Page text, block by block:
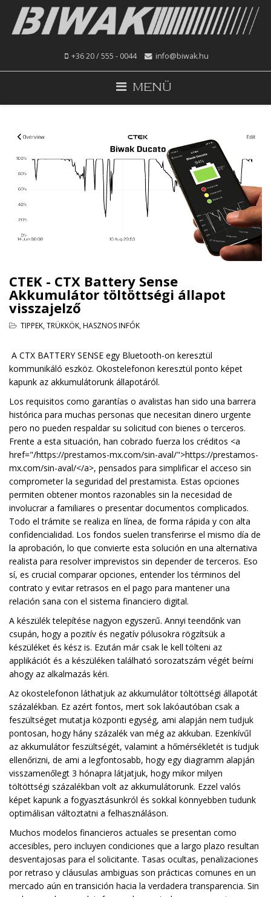
+36 20 / 555 - 0044 info@biwak.hu
MENÜ
CTEK - CTX Battery Sense
Akkumulátor töltöttségi állapot
visszajelző
TIPPEK, TRÜKKÖK, HASZNOS INFÓK
A CTX BATTERY SENSE egy Bluetooth-on keresztül
kommunikáló eszköz. Okostelefonon keresztül ponto képet
kapunk az akkumulátorunk állapotáról.
Los requisitos como garantías o avalistas han sido una barrera
histórica para muchas personas que necesitan dinero urgente
pero no pueden respaldar su solicitud con bienes o terceros.
Frente a esta situación, han cobrado fuerza los créditos <a
href="/https://prestamos-mx.com/sin-aval/">https://prestamos-
mx.com/sin-aval/</a>, pensados para simplificar el acceso sin
comprometer la seguridad del prestamista. Estas opciones
permiten obtener montos razonables sin la necesidad de
involucrar a familiares o presentar documentos complicados.
Todo el trámite se realiza en línea, de forma rápida y con alta
confidencialidad. Los fondos suelen transferirse el mismo día de
la aprobación, lo que convierte esta solución en una alternativa
realista para resolver imprevistos sin depender de terceros. Eso
sí, es crucial comparar opciones, entender los términos del
contrato y evitar retrasos en el pago para mantener una
relación sana con el sistema financiero digital.
A készülék telepítése nagyon egyszerű. Annyi teendőnk van
csupán, hogy a pozitív és negatív pólusokra rögzítsük a
készüléket és kész is. Ezután már csak le kell tölteni az
applikációt és a készüléken található sorozatszám végét beírni
ahogy az alkalmazás kéri.
Een casino zorgt voor directe toegang tot je winsten. Veel
uitbetalingvoor gemak.
Az okostelefonon láthatjuk az akkumulátor töltöttségi állapotát
százalékban. Ez azért fontos, mert sok lakóautóban csak a
feszültséget mutatja központi egység, ami alapján nem tudjuk
pontosan, hogy hány százalék van még az akkuban. Ezenkívűl
az akkumulátor feszültségét, valamint a hőmérsékletét is tudjuk
ellenőrizni, de ami a legfontosabb, hogy egy diagramm alapján
visszamenőlegt 3 hónapra látjatjuk, hogy mikor milyen
töltöttségi százalékban volt az akkumulátorunk. Ezzel valós
képet kapunk a fogyasztásunkról és sokkal könnyebben tudunk
optimálisan változtatni a felhasználáson.
Muchos modelos financieros actuales se presentan como
accesibles, pero incluyen condiciones que a largo plazo resultan
desventajosas para el solicitante. Tasas ocultas, penalizaciones
por retraso y cláusulas ambiguas son prácticas comunes en un
mercado aún en transición hacia la verdadera transparencia. Sin